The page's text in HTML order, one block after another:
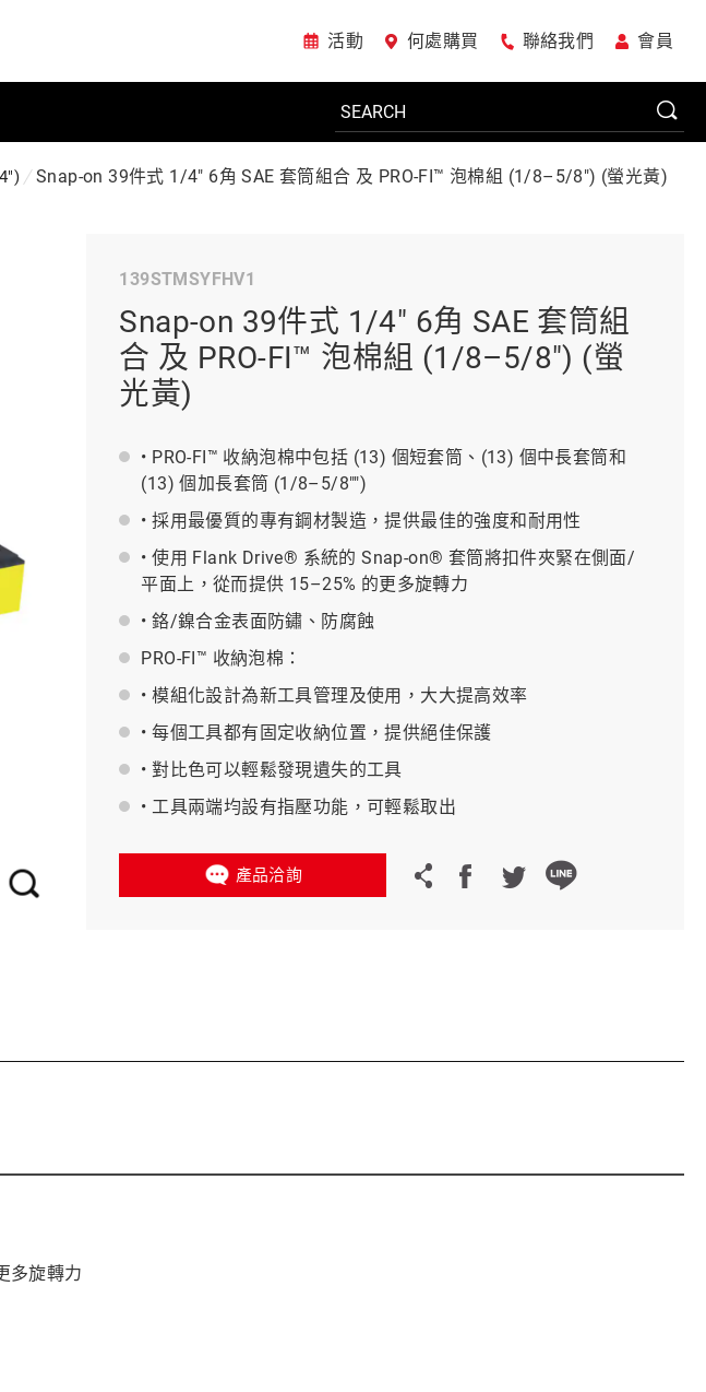
活動 何處購買 聯絡我們 會員
車廠專用工具
美國JohnBean設備
義大利 Bike-Lift
Snap-on 39件式 1/4" 6角 SAE 套筒組合 及 PRO-FI™ 泡棉組 (1/8–5/8") (螢光黃)
139STMSYFHV1
Snap-on 39件式 1/4" 6角 SAE 套筒組
合 及 PRO-FI™ 泡棉組 (1/8–5/8") (螢
光黃)
• PRO-FI™ 收納泡棉中包括 (13) 個短套筒、(13) 個中長套筒和
(13) 個加長套筒 (1/8–5/8"")
• 採用最優質的專有鋼材製造，提供最佳的強度和耐用性
• 使用 Flank Drive® 系統的 Snap-on® 套筒將扣件夾緊在側面/
平面上，從而提供 15–25% 的更多旋轉力
• 鉻/鎳合金表面防鏽、防腐蝕
PRO-FI™ 收納泡棉：
• 模組化設計為新工具管理及使用，大大提高效率
• 每個工具都有固定收納位置，提供絕佳保護
• 對比色可以輕鬆發現遺失的工具
• 工具兩端均設有指壓功能，可輕鬆取出
產品洽詢
多旋轉力